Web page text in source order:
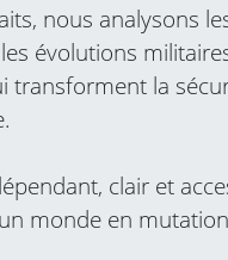
nous analysons
évolutions
transforment la
clair et
monde en